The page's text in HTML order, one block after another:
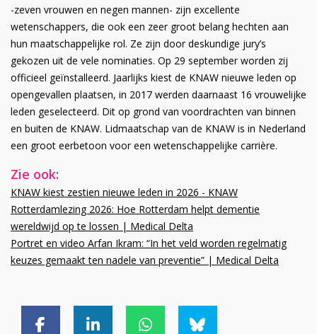
-zeven vrouwen en negen mannen- zijn excellente
wetenschappers, die ook een zeer groot belang hechten aan
hun maatschappelijke rol. Ze zijn door deskundige jury’s
gekozen uit de vele nominaties. Op 29 september worden zij
officieel geïnstalleerd. Jaarlijks kiest de KNAW nieuwe leden op
opengevallen plaatsen, in 2017 werden daarnaast 16 vrouwelijke
leden geselecteerd. Dit op grond van voordrachten van binnen
en buiten de KNAW. Lidmaatschap van de KNAW is in Nederland
een groot eerbetoon voor een wetenschappelijke carrière.
Zie ook:
KNAW kiest zestien nieuwe leden in 2026 - KNAW
Rotterdamlezing 2026: Hoe Rotterdam helpt dementie
wereldwijd op te lossen | Medical Delta
Portret en video Arfan Ikram: “In het veld worden regelmatig
keuzes gemaakt ten nadele van preventie” | Medical Delta